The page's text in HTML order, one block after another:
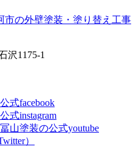
沢1175-1